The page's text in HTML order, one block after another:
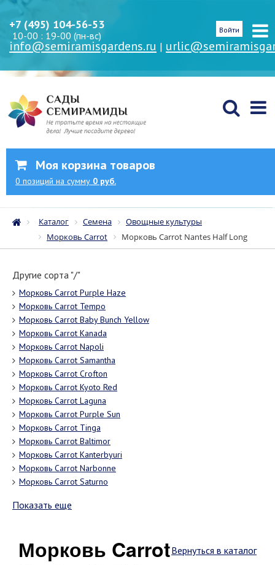
+7 (495) 104-56-53
10-00 : 19-00 (пн-вс)
info@semiramisgardens.ru |
Войти
Моя корзина товаров
0 позиций на сумму 0 руб.
Каталог Семена
Овощные культуры
Морковь Carrot
Морковь Carrot Nantes Half Long
Другие сорта "/"
Морковь Carrot Purple Haze
Морковь Carrot Tempo
Морковь Carrot Baby Bunch Yellow
Морковь Carrot Kanada
Морковь Carrot Napoli
Морковь Carrot Samantha
Морковь Carrot Crofton
Морковь Carrot Kyoto Red
Морковь Carrot Laguna
Морковь Carrot Purple Sun
Морковь Carrot Tinga
Морковь Carrot Baltimor
Морковь Carrot Kanterbyuri
Морковь Carrot Narbonne
Морковь Carrot Saturno
Показать еще
Вернуться в каталог
Морковь Carrot